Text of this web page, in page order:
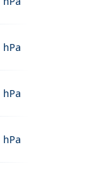
hPa
hPa
hPa